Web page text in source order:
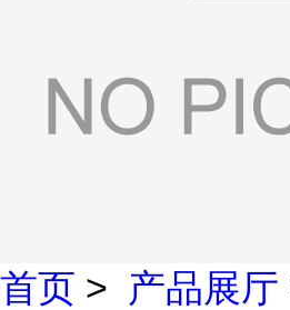
首页 > 产品展厅